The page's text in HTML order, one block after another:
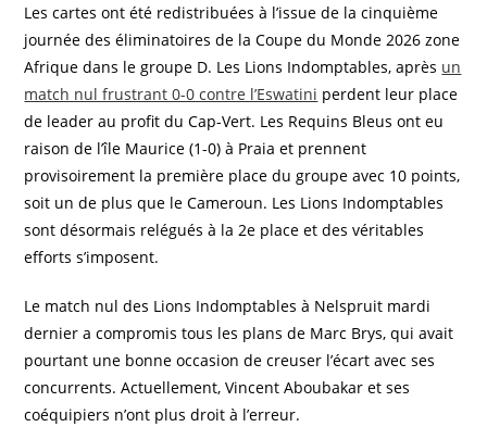
Les cartes ont été redistribuées à l’issue de la cinquième
journée des éliminatoires de la Coupe du Monde 2026 zone
Afrique dans le groupe D. Les Lions Indomptables, après un
match nul frustrant 0-0 contre l’Eswatini perdent leur place
de leader au profit du Cap-Vert. Les Requins Bleus ont eu
raison de l’île Maurice (1-0) à Praia et prennent
provisoirement la première place du groupe avec 10 points,
soit un de plus que le Cameroun. Les Lions Indomptables
sont désormais relégués à la 2e place et des véritables
efforts s’imposent.
Le match nul des Lions Indomptables à Nelspruit mardi
dernier a compromis tous les plans de Marc Brys, qui avait
pourtant une bonne occasion de creuser l’écart avec ses
concurrents. Actuellement, Vincent Aboubakar et ses
coéquipiers n’ont plus droit à l’erreur.